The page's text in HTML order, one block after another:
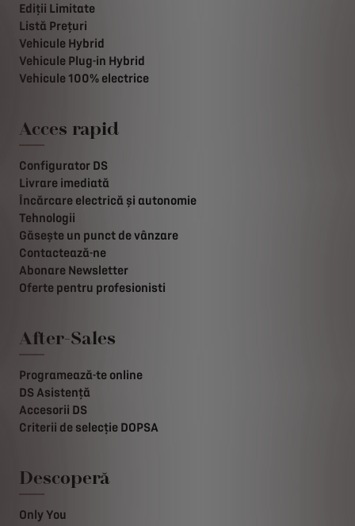
Ediții Limitate
Listă Prețuri
Vehicule Hybrid
Vehicule Plug-in Hybrid
Vehicule 100% electrice
Acces rapid
Configurator DS
Livrare imediată
Încărcare electrică și autonomie
Tehnologii
Găsește un punct de vânzare
Contactează-ne
Abonare Newsletter
Oferte pentru profesionisti
After-Sales
Programează-te online
DS Asistență
Accesorii DS
Criterii de selecție DOPSA
Descoperă
Only You